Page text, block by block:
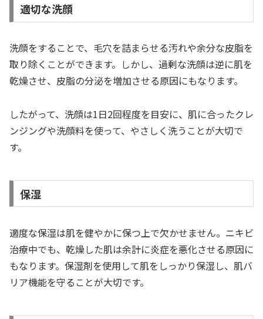
適切な洗顔
洗顔をすることで、毛穴を詰まらせる汚れや余分な皮脂を
取り除くことができます。しかし、過剰な洗顔は逆に肌を
乾燥させ、皮脂の分泌を増加させる原因にもなります。
したがって、洗顔は1日2回程度を目安に、肌に合ったクレ
ンジングや洗顔料を使って、やさしく洗うことが大切で
す。
保湿
適度な保湿は肌を健やかに保つ上で欠かせません。ニキビ
治療中でも、乾燥した肌は余計に炎症を悪化させる原因に
もなります。保湿剤を使用して肌をしっかり保湿し、肌バ
リア機能を守ることが大切です。